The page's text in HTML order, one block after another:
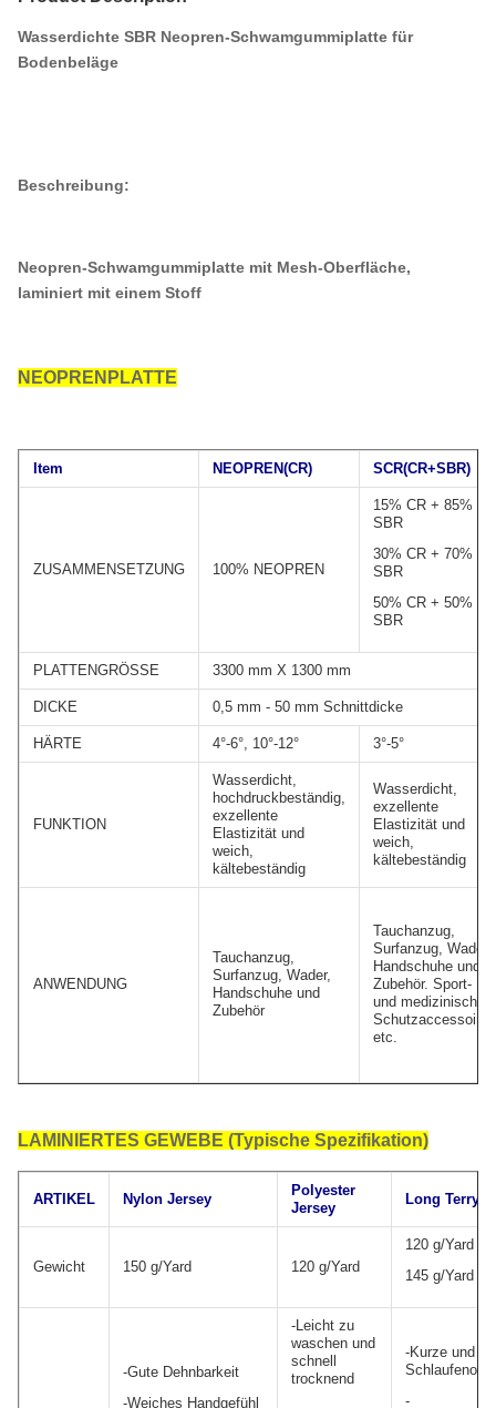
Wasserdichte SBR Neopren-Schwamgummiplatte für
Bodenbeläge
Beschreibung:
Neopren-Schwamgummiplatte mit Mesh-Oberfläche,
laminiert mit einem Stoff
NEOPRENPLATTE
tem NEOPREN(CR) SCR(CR+SBR)
ZUSAMMENSETZUNG 100% NEOPREN
15% CR + 85%
SBR
30% CR + 70%
SBR
50% CR + 50%
SBR
PLATTENGRÖSSE 3300 mm X 1300 mm
DICKE 0,5 mm - 50 mm Schnittdicke
HÄRTE 4°-6°, 10°-12° 3°-5°
FUNKTION
Wasserdicht,
hochdruckbeständig,
exzellente
Elastizität und
weich,
kältebeständig
Wasserdicht,
exzellente
Elastizität und
weich,
kältebeständig
ANWENDUNG
Tauchanzug,
Surfanzug, Wader,
Handschuhe und
Zubehör
Tauchanzug,
Surfanzug, Wader,
Handschuhe und
Zubehör. Sport-
und medizinische
Schutzaccessoires
etc.
LAMINIERTES GEWEBE (Typische Spezifikation)
ARTIKEL Nylon Jersey
Polyester
Jersey
Long Terry
Gewicht 150 g/Yard 120 g/Yard
120 g/Yard
145 g/Yard
-Gute Dehnbarkeit
-Weiches Handgefühl
-Leicht zu
waschen und
schnell
trocknend
-Kurze und
-